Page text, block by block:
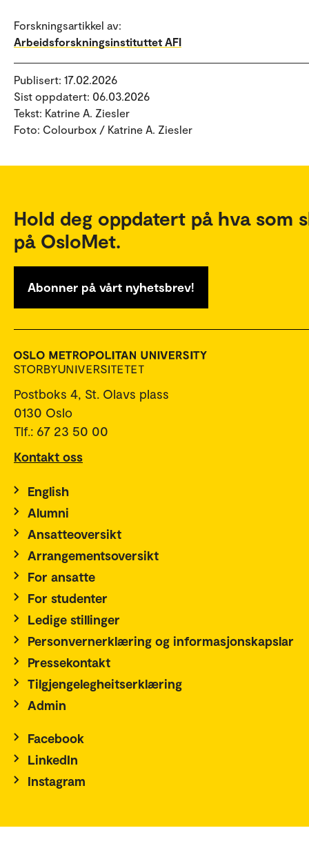
Forskningsartikkel av:
Arbeidsforskningsinstituttet AFI
Publisert: 17.02.2026
Sist oppdatert: 06.03.2026
Tekst: Katrine A. Ziesler
Foto: Colourbox / Katrine A. Ziesler
Hold deg oppdatert på hva som
på OsloMet.
Abonner på vårt nyhetsbrev!
Postboks 4, St. Olavs plass
0130 Oslo
Tlf.: 67 23 50 00
Kontakt oss
English
Alumni
Ansatteoversikt
Arrangementsoversikt
For ansatte
For studenter
Ledige stillinger
Personvernerklæring og informasjonskapslar
Pressekontakt
Tilgjengelegheitserklæring
Admin
Facebook
LinkedIn
Instagram